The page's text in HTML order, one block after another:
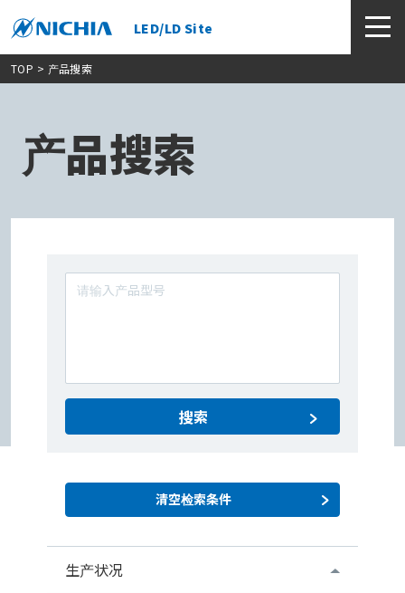
LED/LD Site
TOP > 产品搜索
产品搜索
搜索
生产状况